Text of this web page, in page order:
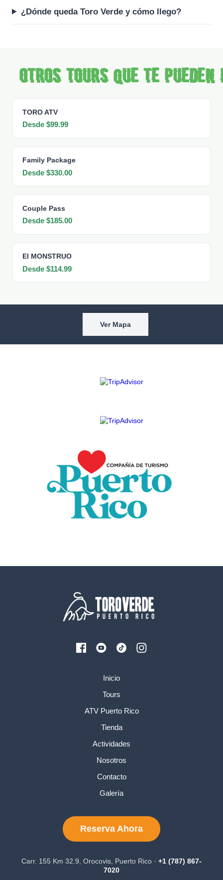
¿Dónde queda Toro Verde y cómo llego?
Otros tours que te
TORO ATV
Desde $99.99
Family Package
Desde $330.00
Couple Pass
Desde $185.00
El MONSTRUO
Desde $114.99
Ver Mapa
Inicio
Tours
ATV Puerto Rico
Tienda
Actividades
Nosotros
Contacto
Galería
Reserva Ahora
Carr. 155 Km 32.9, Orocovis, Puerto Rico · +1 (787) 867-
7020